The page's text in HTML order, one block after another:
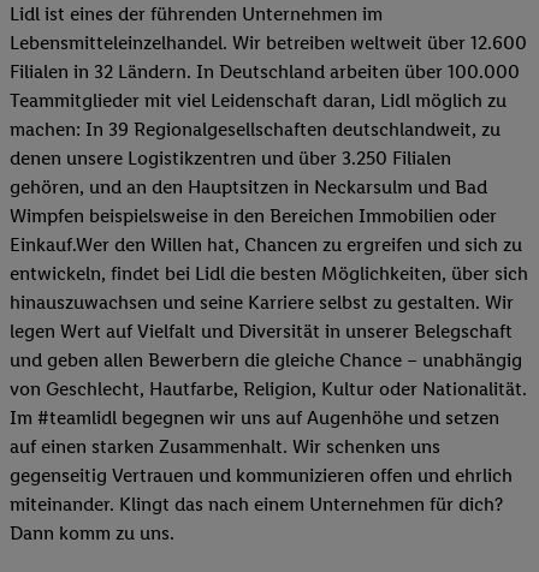
Lidl ist eines der führenden Unternehmen im
Lebensmitteleinzelhandel. Wir betreiben weltweit über 12.600
Filialen in 32 Ländern. In Deutschland arbeiten über 100.000
Teammitglieder mit viel Leidenschaft daran, Lidl möglich zu
machen: In 39 Regionalgesellschaften deutschlandweit, zu
denen unsere Logistikzentren und über 3.250 Filialen
gehören, und an den Hauptsitzen in Neckarsulm und Bad
Wimpfen beispielsweise in den Bereichen Immobilien oder
Einkauf.Wer den Willen hat, Chancen zu ergreifen und sich zu
entwickeln, findet bei Lidl die besten Möglichkeiten, über sich
hinauszuwachsen und seine Karriere selbst zu gestalten. Wir
legen Wert auf Vielfalt und Diversität in unserer Belegschaft
und geben allen Bewerbern die gleiche Chance – unabhängig
von Geschlecht, Hautfarbe, Religion, Kultur oder Nationalität.
Im #teamlidl begegnen wir uns auf Augenhöhe und setzen
auf einen starken Zusammenhalt. Wir schenken uns
gegenseitig Vertrauen und kommunizieren offen und ehrlich
miteinander. Klingt das nach einem Unternehmen für dich?
Dann komm zu uns.​